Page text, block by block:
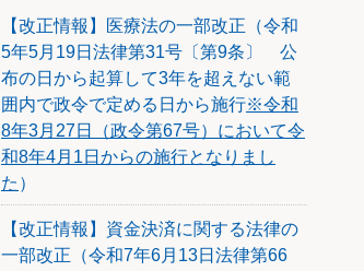
【改正情報】医療法の一部改正（令和
5年5月19日法律第31号〔第9条〕 公
布の日から起算して3年を超えない範
囲内で政令で定める日から施行※令和
8年3月27日（政令第67号）において令
和8年4月1日からの施行となりまし
た ）
【改正情報】資金決済に関する法律の
一部改正（令和7年6月13日法律第66